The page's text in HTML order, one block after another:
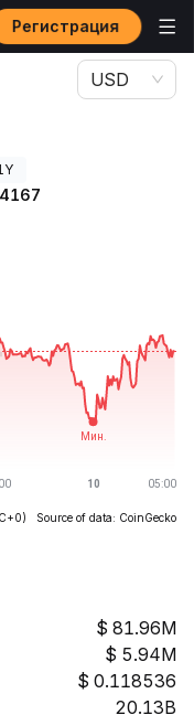
Регистрация
USD
Source of data: CoinGecko
81.96M
5.94M
0.118536
20.13B